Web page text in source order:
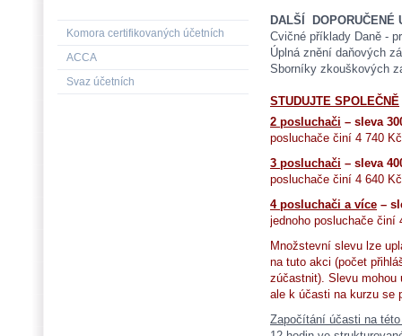
DALŠÍ
DOPORUČENÉ
Cvičné příklady Daně -
Úplná znění daňových
Sborníky zkouškových
STUDUJTE SPOLEČNĚ
2 posluchači – sleva
posluchače činí 4 740
3 posluchači – sleva
posluchače činí 4 640
4 posluchači a více –
jednoho posluchače činí
Množstevní slevu lze
na tuto akci (počet
zúčastnit). Slevu
ale k účasti na kurzu se
Započítání účasti na
Komora certifikovaných účetních
ACCA
Svaz účetních